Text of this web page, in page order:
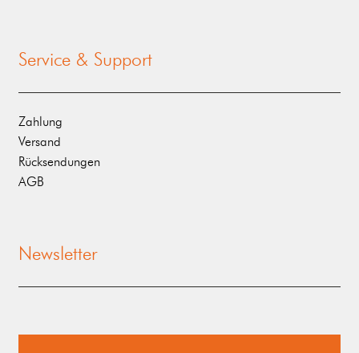
Service & Support
Zahlung
Versand
Rücksendungen
AGB
Newsletter